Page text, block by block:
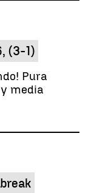
(3-1)
Pura
media